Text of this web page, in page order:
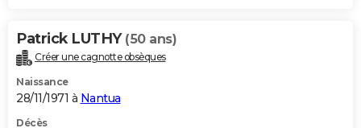
Patrick LUTHY (50 ans)
Créer une cagnotte obsèques
Naissance
28/11/1971 à Nantua
Décès